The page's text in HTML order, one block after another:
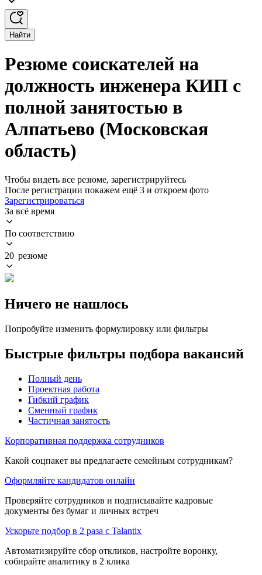
Найти
Резюме соискателей на
должность инженера КИП с
полной занятостью в
Алпатьево (Московская
область)
Чтобы видеть все резюме, зарегистрируйтесь
После регистрации покажем ещё 3 и откроем фото
Зарегистрироваться
За всё время
По соответствию
20 резюме
Ничего не нашлось
Попробуйте изменить формулировку или фильтры
Быстрые фильтры подбора вакансий
Полный день
Проектная работа
Гибкий график
Сменный график
Частичная занятость
Корпоративная поддержка сотрудников
Какой соцпакет вы предлагаете семейным сотрудникам?
Оформляйте кандидатов онлайн
Проверяйте сотрудников и подписывайте кадровые
документы без бумаг и личных встреч
Ускорьте подбор в 2 раза с Talantix
Автоматизируйте сбор откликов, настройте воронку,
собирайте аналитику в 2 клика